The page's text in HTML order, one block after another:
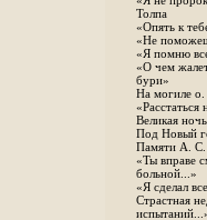
Толпа
«Опять к
«Не
«Я помню
«О чем
бури»
На могиле о.
«Расстаться
Великая ночь
Под Новый
Памяти А. С.
«Ты вправе
больной...»
«Я сделал
Страстная